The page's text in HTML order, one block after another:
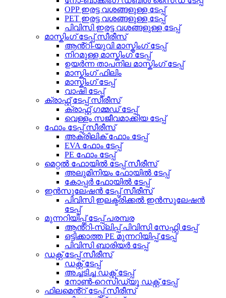
OPP ഇരട്ട വശങ്ങളുള്ള ടേപ്പ്
PET ഇരട്ട വശങ്ങളുള്ള ടേപ്പ്
പിവിസി ഇരട്ട വശങ്ങളുള്ള ടേപ്പ്
മാസ്കിംഗ് ടേപ്പ് സീരീസ്
ആൻ്റി-യുവി മാസ്കിംഗ് ടേപ്പ്
നിറമുള്ള മാസ്കിംഗ് ടേപ്പ്
ഉയർന്ന താപനില മാസ്കിംഗ് ടേപ്പ്
മാസ്കിംഗ് ഫിലിം
മാസ്കിംഗ് ടേപ്പ്
വാഷി ടേപ്പ്
ക്രാഫ്റ്റ് ടേപ്പ് സീരീസ്
ക്രാഫ്റ്റ് ഗമ്മഡ് ടേപ്പ്
വെള്ളം സജീവമാക്കിയ ടേപ്പ്
ഫോം ടേപ്പ് സീരീസ്
അക്രിലിക് ഫോം ടേപ്പ്
EVA ഫോം ടേപ്പ്
PE ഫോം ടേപ്പ്
മെറ്റൽ ഫോയിൽ ടേപ്പ് സീരീസ്
അലുമിനിയം ഫോയിൽ ടേപ്പ്
കോപ്പർ ഫോയിൽ ടേപ്പ്
ഇൻസുലേഷൻ ടേപ്പ് സീരീസ്
പിവിസി ഇലക്ട്രിക്കൽ ഇൻസുലേഷൻ
ടേപ്പ്
മുന്നറിയിപ്പ് ടേപ്പ് പരമ്പര
ആൻ്റി-സ്ലിപ്പ് പിവിസി സേഫ്റ്റി ടേപ്പ്
ഒട്ടിക്കാത്ത PE മുന്നറിയിപ്പ് ടേപ്പ്
പിവിസി ബാരിയർ ടേപ്പ്
ഡക്റ്റ് ടേപ്പ് സീരീസ്
ഡക്റ്റ് ടേപ്പ്
അച്ചടിച്ച ഡക്റ്റ് ടേപ്പ്
നോൺ-റെസിഡ്യൂ ഡക്റ്റ് ടേപ്പ്
ഫിലമെൻ്റ് ടേപ്പ് സീരീസ്